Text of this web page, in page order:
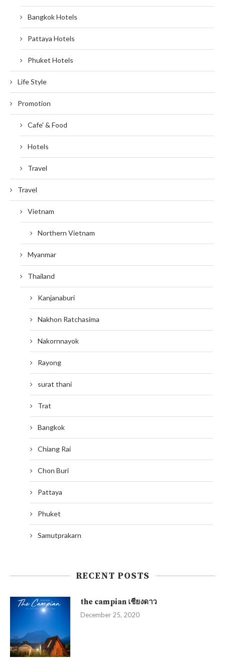
Bangkok Hotels
Pattaya Hotels
Phuket Hotels
Life Style
Promotion
Cafe' & Food
Hotels
Travel
Travel
Vietnam
Northern Vietnam
Myanmar
Thailand
Kanjanaburi
Nakhon Ratchasima
Nakornnayok
Rayong
surat thani
Trat
Bangkok
Chiang Rai
Chon Buri
Pattaya
Phuket
Samutprakarn
RECENT POSTS
the campian เชียงดาว
December 25, 2020